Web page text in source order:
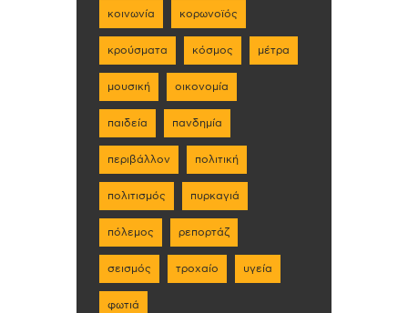
κοινωνία κορωνοϊός
κρούσματα κόσμος μέτρα
μουσική οικονομία
παιδεία πανδημία
περιβάλλον πολιτική
πολιτισμός πυρκαγιά
πόλεμος ρεπορτάζ
σεισμός τροχαίο υγεία
φωτιά